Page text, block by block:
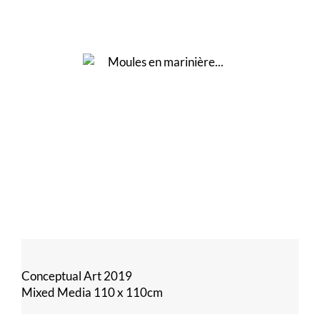
Conceptual Art 2019
Mixed Media 110 x 110cm